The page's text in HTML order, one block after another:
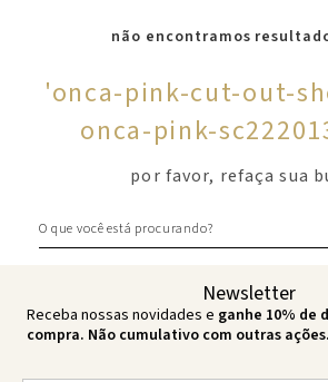
não encontramos
'onca-pink-cut-out-
onca-pink-
por favor, refaça sua
Newsletter
Receba nossas novidades e ganhe 10% de
compra. Não cumulativo com outras ações.